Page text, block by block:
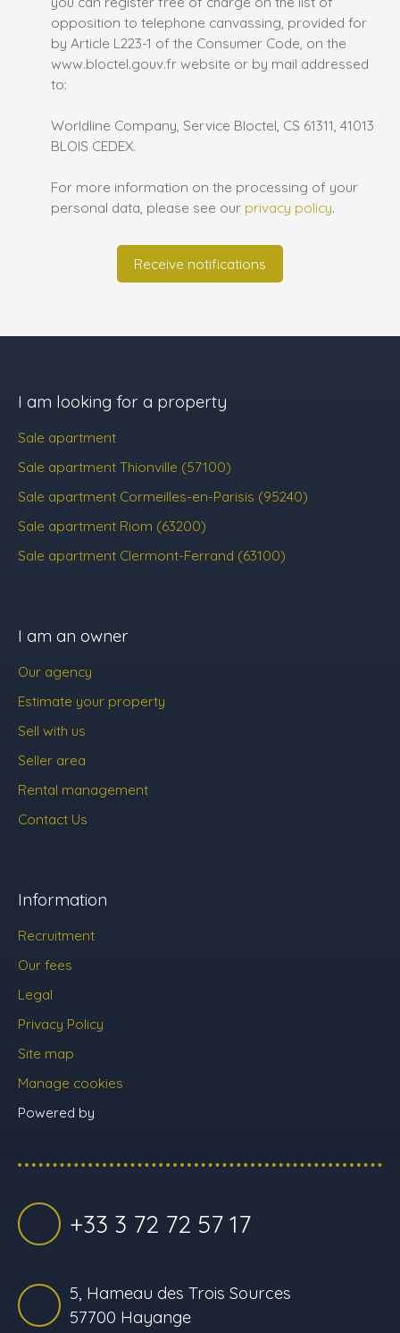
opposition to telephone canvassing, provided for
by Article L223-1 of the Consumer Code, on the
www.bloctel.gouv.fr website or by mail addressed
to:
Worldline Company, Service Bloctel, CS 61311, 41013
BLOIS CEDEX.
For more information on the processing of your
personal data, please see our privacy policy.
Receive notifications
I am looking for a property
Sale apartment
Sale apartment Thionville (57100)
Sale apartment Cormeilles-en-Parisis (95240)
Sale apartment Riom (63200)
Sale apartment Clermont-Ferrand (63100)
I am an owner
Our agency
Estimate your property
Sell with us
Seller area
Rental management
Contact Us
Information
Recruitment
Our fees
Legal
Privacy Policy
Site map
Manage cookies
Powered by
+33 3 72 72 57 17
5, Hameau des Trois Sources
57700 Hayange